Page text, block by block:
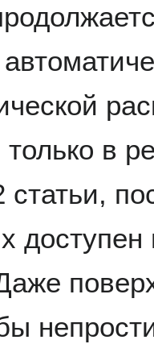
только в
статьи,